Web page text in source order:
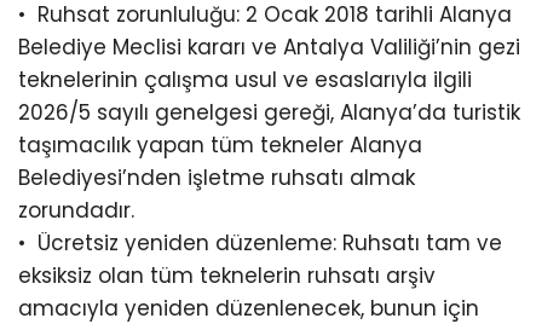
•⁠ ⁠Ruhsat zorunluluğu: 2 Ocak 2018 tarihli Alanya
Belediye Meclisi kararı ve Antalya Valiliği’nin gezi
teknelerinin çalışma usul ve esaslarıyla ilgili
2026/5 sayılı genelgesi gereği, Alanya’da turistik
taşımacılık yapan tüm tekneler Alanya
Belediyesi’nden işletme ruhsatı almak
zorundadır.
•⁠ ⁠Ücretsiz yeniden düzenleme: Ruhsatı tam ve
eksiksiz olan tüm teknelerin ruhsatı arşiv
amacıyla yeniden düzenlenecek, bunun için